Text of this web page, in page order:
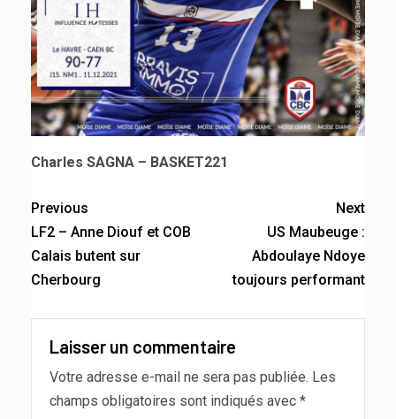
Charles SAGNA – BASKET221
Previous
LF2 – Anne Diouf et COB
Calais butent sur
Cherbourg
Next
US Maubeuge :
Abdoulaye Ndoye
toujours performant
Laisser un commentaire
Votre adresse e-mail ne sera pas publiée. Les
champs obligatoires sont indiqués avec *